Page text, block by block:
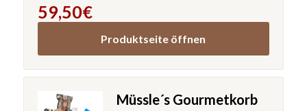
59,50€
Produktseite öffnen
Müssle´s Gourmetkorb